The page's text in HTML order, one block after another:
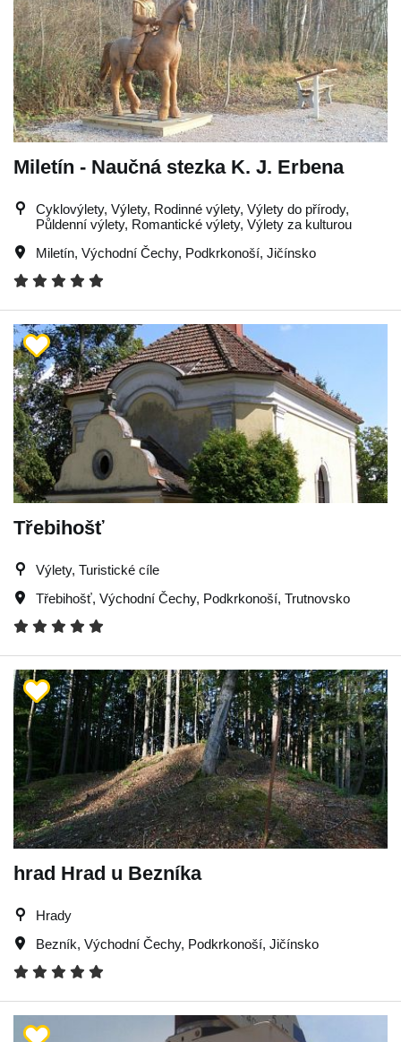
Miletín - Naučná stezka K. J. Erbena
Cyklovýlety, Výlety, Rodinné výlety, Výlety do přírody,
Půldenní výlety, Romantické výlety, Výlety za kulturou
Miletín, Východní Čechy, Podkrkonoší, Jičínsko
Třebihošť
Výlety, Turistické cíle
Třebihošť, Východní Čechy, Podkrkonoší, Trutnovsko
hrad Hrad u Bezníka
Hrady
Bezník, Východní Čechy, Podkrkonoší, Jičínsko